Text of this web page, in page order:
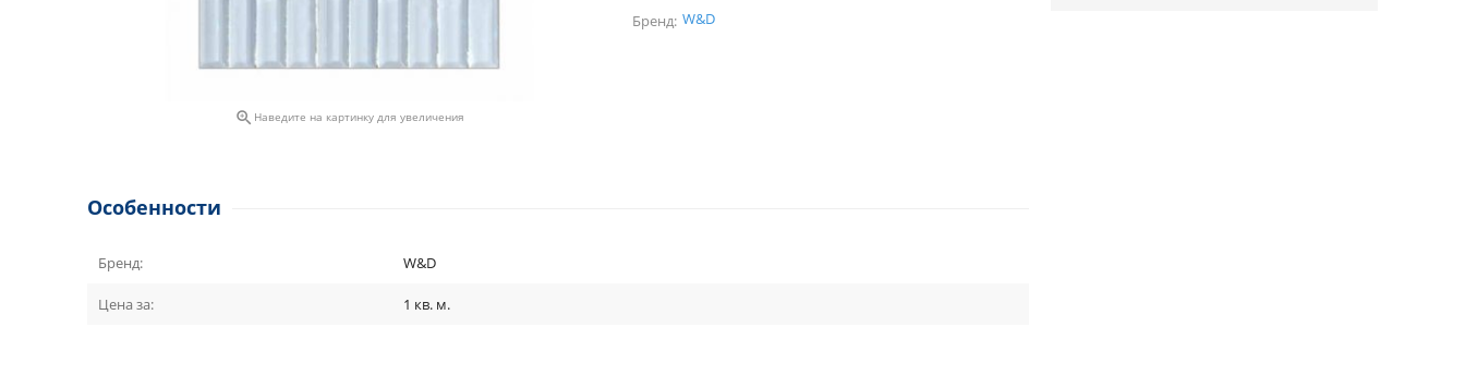
 Наведите на картинку для увеличения
Бренд: W&D
Особенности
Бренд: W&D
Цена за: 1 кв. м.